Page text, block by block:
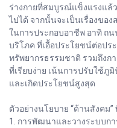
ร่างกายที่สมบูรณ์แข็งแรงแล้
ไปได้ จากนั้นจะเป็นเรื่องขอ
ในการประกอบอาชีพ อาทิ ถน
บริโภค ที่เอื้อประโยชน์ต่อปร
ทรัพยากรธรรมชาติ รวมถึงก
ที่เรียบง่าย เน้นการปรับใช้
และเกิดประโยชน์สูงสุด
ตัวอย่างนโยบาย “ด้านสังคม”
1. การพัฒนาและวางระบบก